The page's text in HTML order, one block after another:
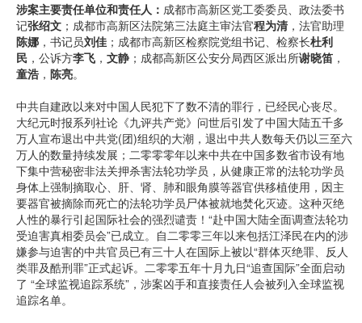
涉案主要责任单位和责任人： 成都市高新区党工委委员、政法委书
记张绍文 ；成都市高新区法院第三法庭主审法官程为清 ，法官助理
陈娜 ，书记员刘佳 ；成都市高新区检察院党组书记、检察长杜利
民 ，公诉方李飞 ， 文静 ；成都高新区公安分局西区派出所谢晓笛 ，
童浩 ， 陈亮。
中共自建政以来对中国人民犯下了数不清的罪行，已经民心丧尽。
大纪元时报系列社论《九评共产党》问世后引发了中国大陆五千多
万人宣布退出中共党(团)组织的大潮，退出中共人数每天仍以三至六
万人的数量持续发展；二零零零年以来中共在中国多数省市设有地
下集中营秘密非法关押杀害法轮功学员，从健康正常的法轮功学员
身体上强制摘取心、肝、肾、肺和眼角膜等器官供移植使用，因主
要器官被摘除而死亡的法轮功学员尸体被就地焚化灭迹。这种灭绝
人性的暴行引起国际社会的强烈谴责！“赴中国大陆全面调查法轮功
受迫害真相委员会”已成立。自二零零三年以来包括江泽民在内的涉
嫌参与迫害的中共官员已有三十人在国际上被以“群体灭绝罪、反人
类罪及酷刑罪”正式起诉。二零零五年十月九日“追查国际”全面启动
了 “全球监视追踪系统”，涉案凶手和直接责任人会被列入全球监视
追踪名单。